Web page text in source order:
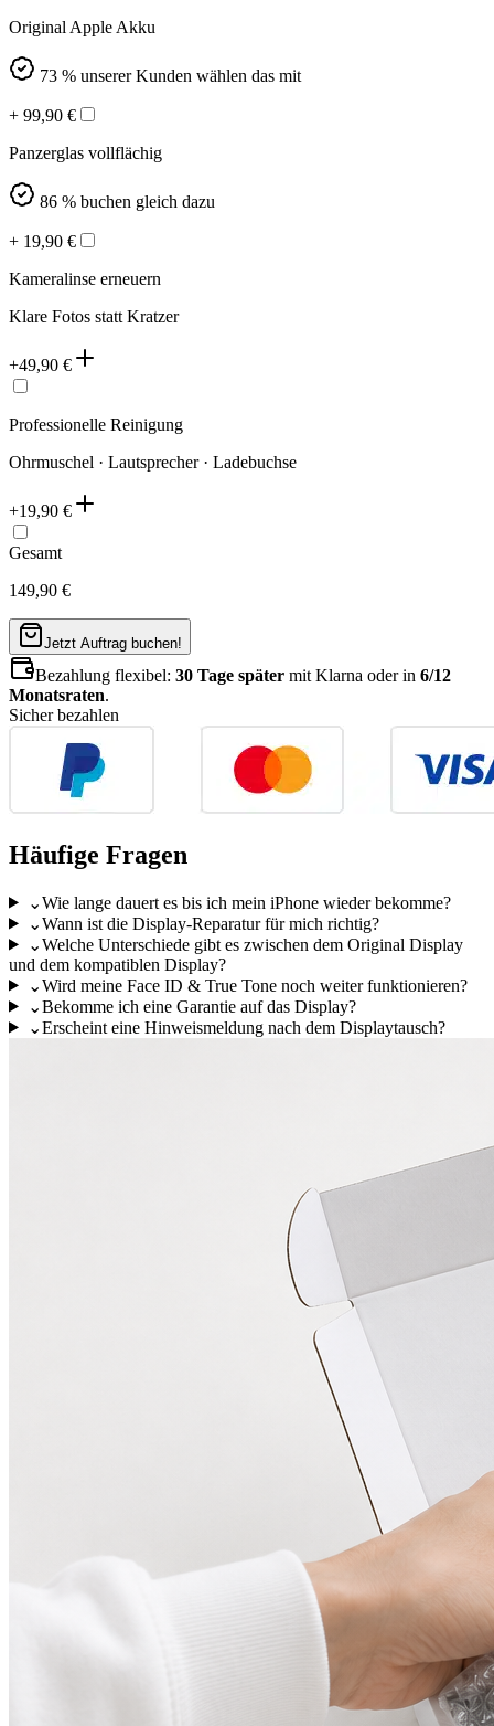
Original Apple Akku
73 % unserer Kunden wählen das mit
+ 99,90 €
Panzerglas vollflächig
86 % buchen gleich dazu
+ 19,90 €
Kameralinse erneuern
Klare Fotos statt Kratzer
+49,90 €
Professionelle Reinigung
Ohrmuschel · Lautsprecher · Ladebuchse
+19,90 €
Gesamt
149,90 €
Jetzt Auftrag buchen!
Bezahlung flexibel: 30 Tage später mit Klarna oder in 6/12
Monatsraten.
Sicher bezahlen
Häufige Fragen
⌄Wie lange dauert es bis ich mein iPhone wieder bekomme?
⌄Wann ist die Display-Reparatur für mich richtig?
⌄Welche Unterschiede gibt es zwischen dem Original Display
und dem kompatiblen Display?
⌄Wird meine Face ID & True Tone noch weiter funktionieren?
⌄Bekomme ich eine Garantie auf das Display?
⌄Erscheint eine Hinweismeldung nach dem Displaytausch?